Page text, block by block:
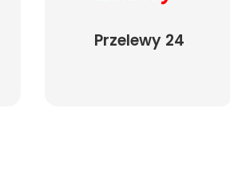
Przelewy 24